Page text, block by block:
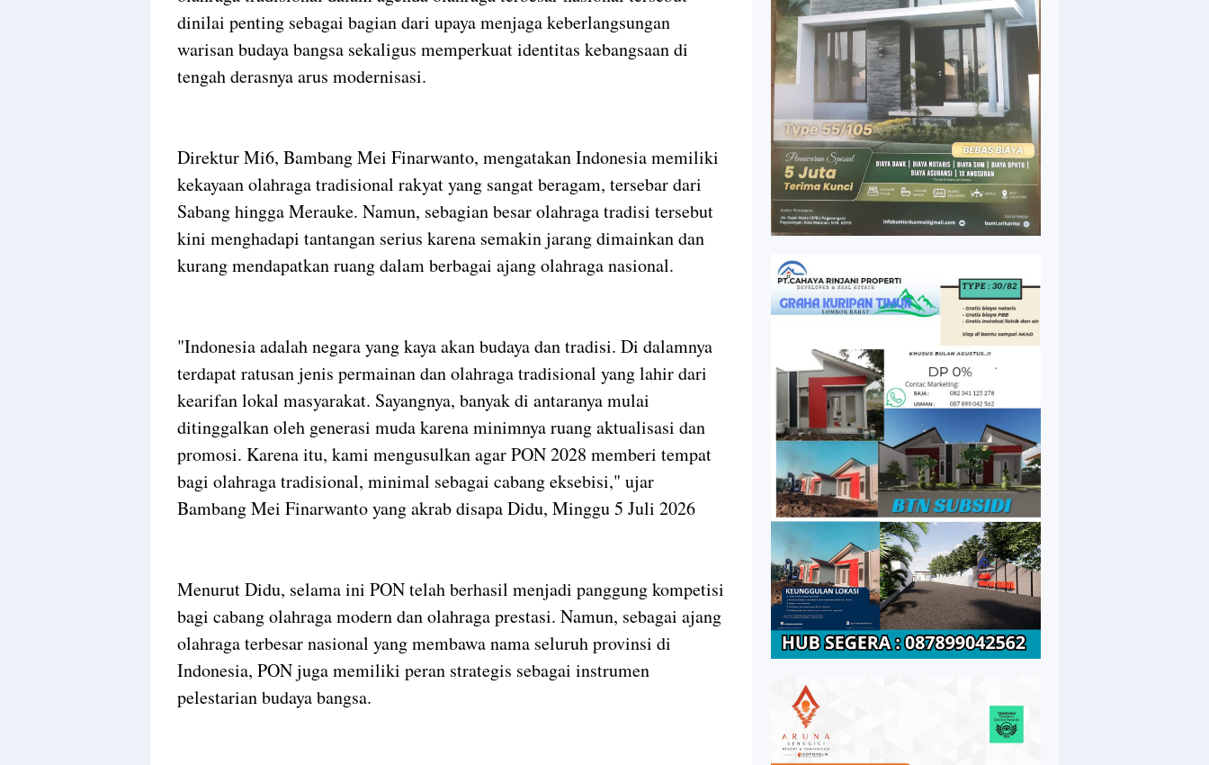
dinilai penting sebagai bagian dari upaya menjaga keberlangsungan
warisan budaya bangsa sekaligus memperkuat identitas kebangsaan di
tengah derasnya arus modernisasi.
Direktur Mi6, Bambang Mei Finarwanto, mengatakan Indonesia memiliki
kekayaan olahraga tradisional rakyat yang sangat beragam, tersebar dari
Sabang hingga Merauke. Namun, sebagian besar olahraga tradisi tersebut
kini menghadapi tantangan serius karena semakin jarang dimainkan dan
kurang mendapatkan ruang dalam berbagai ajang olahraga nasional.
"Indonesia adalah negara yang kaya akan budaya dan tradisi. Di dalamnya
terdapat ratusan jenis permainan dan olahraga tradisional yang lahir dari
kearifan lokal masyarakat. Sayangnya, banyak di antaranya mulai
ditinggalkan oleh generasi muda karena minimnya ruang aktualisasi dan
promosi. Karena itu, kami mengusulkan agar PON 2028 memberi tempat
bagi olahraga tradisional, minimal sebagai cabang eksebisi," ujar
Bambang Mei Finarwanto yang akrab disapa Didu, Minggu 5 Juli 2026
Menurut Didu, selama ini PON telah berhasil menjadi panggung kompetisi
bagi cabang olahraga modern dan olahraga prestasi. Namun, sebagai ajang
olahraga terbesar nasional yang membawa nama seluruh provinsi di
Indonesia, PON juga memiliki peran strategis sebagai instrumen
pelestarian budaya bangsa.